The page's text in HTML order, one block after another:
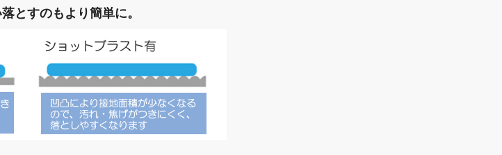
とすのもより簡単に。